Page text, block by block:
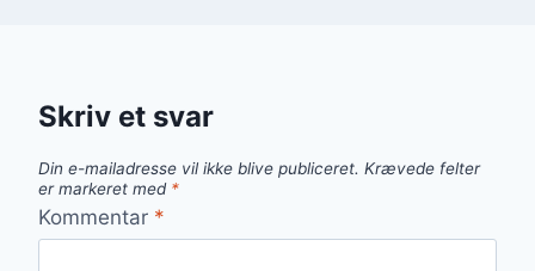
Skriv et svar
Din e-mailadresse vil ikke blive publiceret. Krævede felter
er markeret med *
Kommentar *